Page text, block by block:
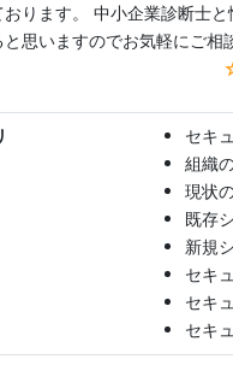
ります。 中小企業診断士
思いますのでお気軽にご相
セキ
組織
現状
既存
新規
セキ
セキ
セキ